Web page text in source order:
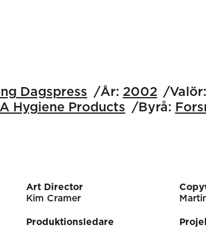
Dagspress År: 2002 Valör:
Hygiene Products Byrå:
Art Director
Kim Cramer
Produktionsledare